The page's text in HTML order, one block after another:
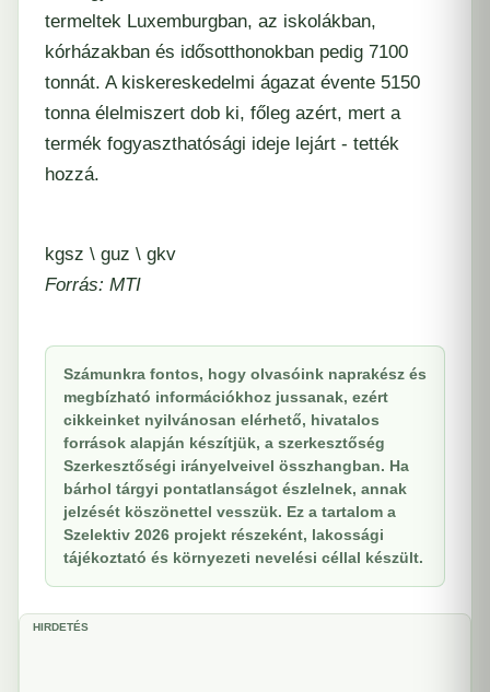
termeltek Luxemburgban, az iskolákban,
kórházakban és idősotthonokban pedig 7100
tonnát. A kiskereskedelmi ágazat évente 5150
tonna élelmiszert dob ki, főleg azért, mert a
termék fogyaszthatósági ideje lejárt - tették
hozzá.
kgsz \ guz \ gkv
Forrás: MTI
Számunkra fontos, hogy olvasóink naprakész és
megbízható információkhoz jussanak, ezért
cikkeinket nyilvánosan elérhető, hivatalos
források alapján készítjük, a szerkesztőség
Szerkesztőségi irányelveivel összhangban. Ha
bárhol tárgyi pontatlanságot észlelnek, annak
jelzését köszönettel vesszük. Ez a tartalom a
Szelektiv 2026 projekt részeként, lakossági
tájékoztató és környezeti nevelési céllal készült.
HIRDETÉS